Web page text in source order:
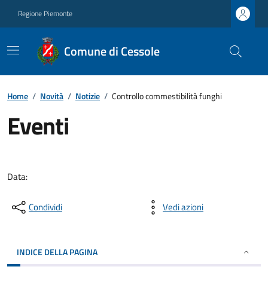
Regione Piemonte
Comune di Cessole
Home / Novità / Notizie / Controllo commestibilità funghi
Eventi
Data:
Condividi Vedi azioni
INDICE DELLA PAGINA